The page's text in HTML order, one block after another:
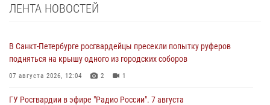
ЛЕНТА НОВОСТЕЙ
В Санкт-Петербурге росгвардейцы пресекли попытку руферов
подняться на крышу одного из городских соборов
07 августа 2026, 12:04 2 1
ГУ Росгвардии в эфире "Радио России". 7 августа